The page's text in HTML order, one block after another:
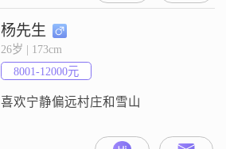
杨先生
26岁 | 173cm
8001-12000元
喜欢宁静偏远村庄和雪山